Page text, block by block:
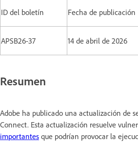
ID del boletín Fecha de publicación
APSB26-37 14 de abril de 2026
Resumen
Adobe ha publicado una actualización de
Connect. Esta actualización resuelve
importantes que podrían provocar la